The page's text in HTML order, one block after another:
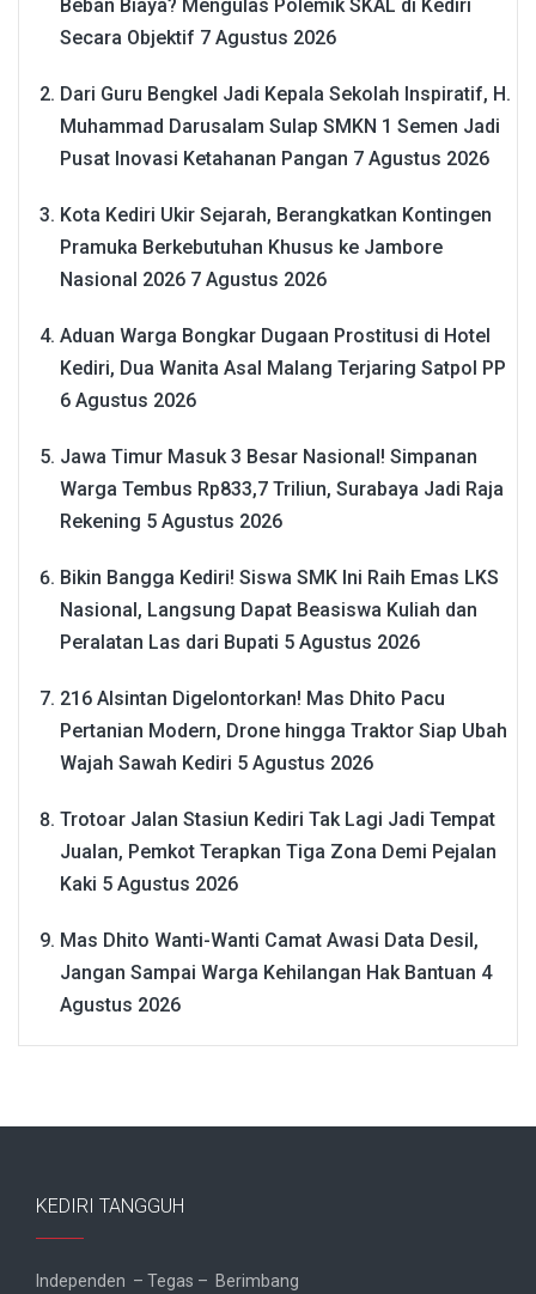
Beban Biaya? Mengulas Polemik SKAL di Kediri
Secara Objektif 7 Agustus 2026
Dari Guru Bengkel Jadi Kepala Sekolah Inspiratif, H.
Muhammad Darusalam Sulap SMKN 1 Semen Jadi
Pusat Inovasi Ketahanan Pangan 7 Agustus 2026
Kota Kediri Ukir Sejarah, Berangkatkan Kontingen
Pramuka Berkebutuhan Khusus ke Jambore
Nasional 2026 7 Agustus 2026
Aduan Warga Bongkar Dugaan Prostitusi di Hotel
Kediri, Dua Wanita Asal Malang Terjaring Satpol PP
6 Agustus 2026
Jawa Timur Masuk 3 Besar Nasional! Simpanan
Warga Tembus Rp833,7 Triliun, Surabaya Jadi Raja
Rekening 5 Agustus 2026
Bikin Bangga Kediri! Siswa SMK Ini Raih Emas LKS
Nasional, Langsung Dapat Beasiswa Kuliah dan
Peralatan Las dari Bupati 5 Agustus 2026
216 Alsintan Digelontorkan! Mas Dhito Pacu
Pertanian Modern, Drone hingga Traktor Siap Ubah
Wajah Sawah Kediri 5 Agustus 2026
Trotoar Jalan Stasiun Kediri Tak Lagi Jadi Tempat
Jualan, Pemkot Terapkan Tiga Zona Demi Pejalan
Kaki 5 Agustus 2026
Mas Dhito Wanti-Wanti Camat Awasi Data Desil,
Jangan Sampai Warga Kehilangan Hak Bantuan 4
Agustus 2026
KEDIRI TANGGUH
Independen – Tegas – Berimbang